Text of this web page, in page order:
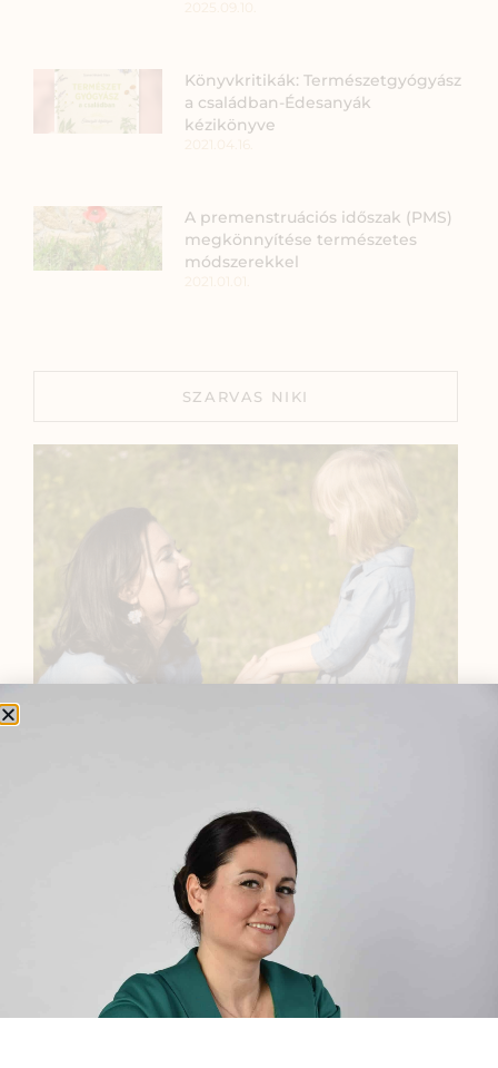
Könyvkritikák: Természetgyógyász
a családban-Édesanyák
kézikönyve
A premenstruációs időszak (PMS)
megkönnyítése természetes
módszerekkel
SZARVAS NIKI
Küldetésem a gyógynövények hatékony
alkalmazásának oktatása, a gyermekek, a nők és a
férfiak egészségének megőrzése és helyreállítása.
HÍRLEVÉL